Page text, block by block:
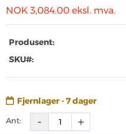
NOK 3,084.00 eksl. mva.
Produsent:
SKU#:
Fjernlager - 7 dager
Ant: